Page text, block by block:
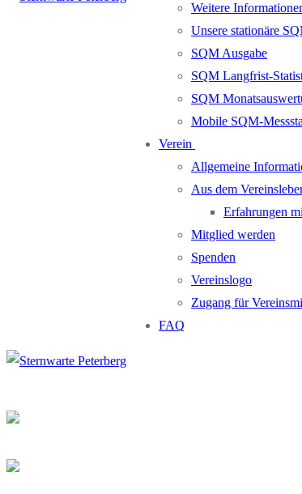
Weitere
Unsere stationäre
SQM Ausgabe
SQM Langfrist-
SQM
Mobile SQM-
Verein
Allgemeine
Aus dem
Erfahrungen
Mitglied werden
Spenden
Vereinslogo
Zugang für
FAQ